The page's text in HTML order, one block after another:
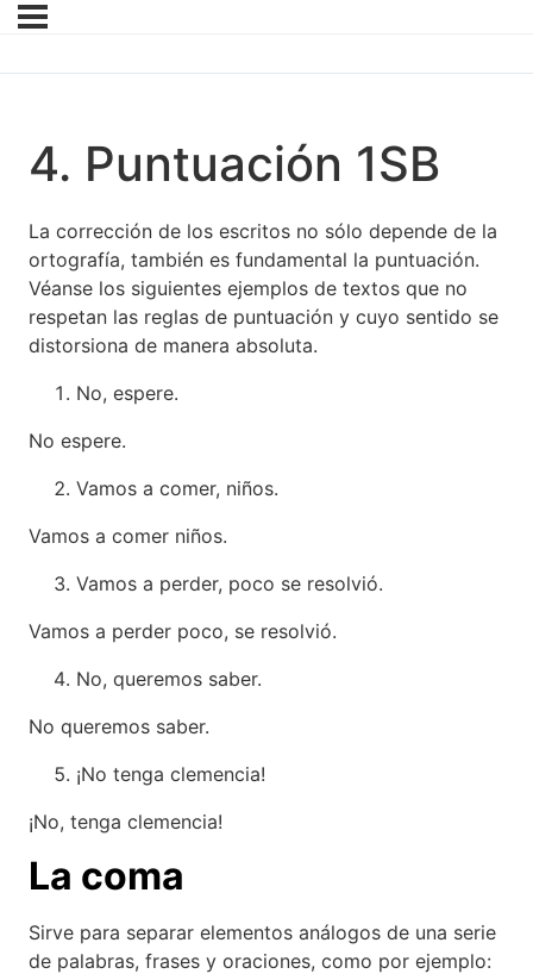
4. Puntuación 1SB
La corrección de los escritos no sólo depende de la
ortografía, también es fundamental la puntuación.
Véanse los siguientes ejemplos de textos que no
respetan las reglas de puntuación y cuyo sentido se
distorsiona de manera absoluta.
No, espere.
No espere.
Vamos a comer, niños.
Vamos a comer niños.
Vamos a perder, poco se resolvió.
Vamos a perder poco, se resolvió.
No, queremos saber.
No queremos saber.
¡No tenga clemencia!
¡No, tenga clemencia!
La coma
Sirve para separar elementos análogos de una serie
de palabras, frases y oraciones, como por ejemplo: